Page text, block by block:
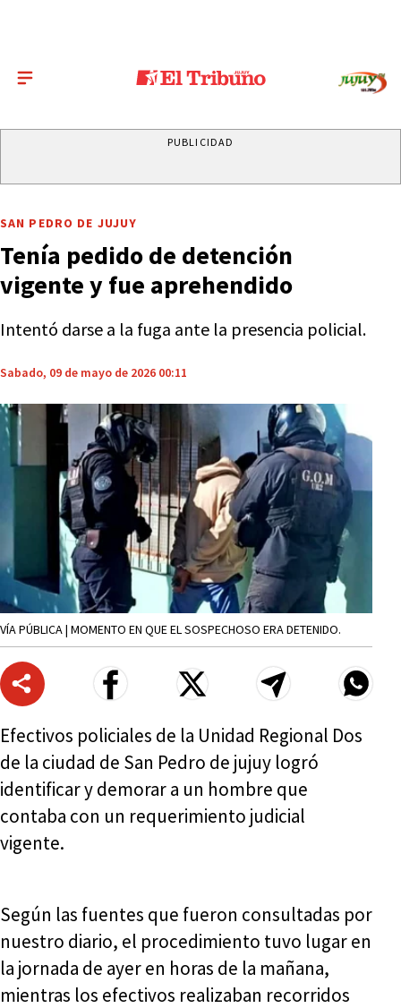
PUBLICIDAD
SAN PEDRO DE JUJUY
Tenía pedido de detención
vigente y fue aprehendido
Intentó darse a la fuga ante la presencia policial.
Sabado, 09 de mayo de 2026 00:11
VÍA PÚBLICA | MOMENTO EN QUE EL SOSPECHOSO ERA DETENIDO.
Efectivos policiales de la Unidad Regional Dos
de la ciudad de San Pedro de jujuy logró
identificar y demorar a un hombre que
contaba con un requerimiento judicial
vigente.
Según las fuentes que fueron consultadas por
nuestro diario, el procedimiento tuvo lugar en
la jornada de ayer en horas de la mañana,
mientras los efectivos realizaban recorridos